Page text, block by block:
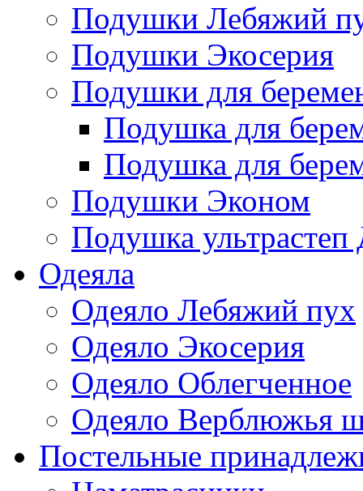
Подушки Лебяжий
Подушки Экосерия
Подушки для
Подушка для
Подушка для
Подушки Эконом
Подушка ультрастеп
Одеяла
Одеяло Лебяжий пух
Одеяло Экосерия
Одеяло Облегченное
Одеяло Верблюжья
Постельные